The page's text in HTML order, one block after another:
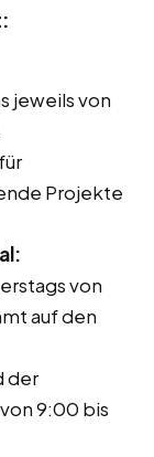
jeweils von
Projekte
von
auf den
der
9:00 bis